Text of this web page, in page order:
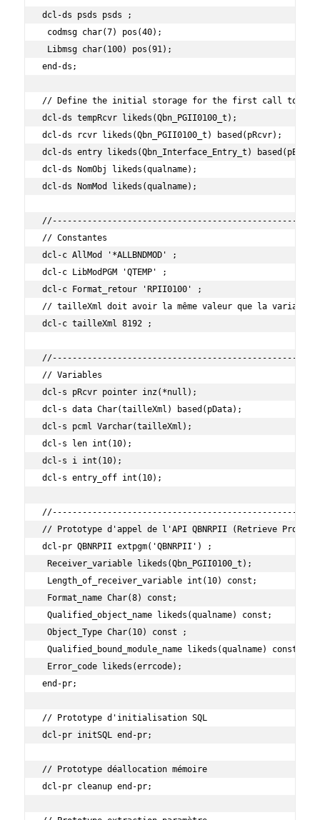
dcl-ds psds psds ;
codmsg char(7) pos(40);
Libmsg char(100) pos(91);
end-ds;
// Define the initial storage for the first call to the
dcl-ds tempRcvr likeds(Qbn_PGII0100_t);
dcl-ds rcvr likeds(Qbn_PGII0100_t) based(pRcvr);
dcl-ds entry likeds(Qbn_Interface_Entry_t)
dcl-ds NomObj likeds(qualname);
dcl-ds NomMod likeds(qualname);
// Constantes
dcl-c AllMod '*ALLBNDMOD' ;
dcl-c LibModPGM 'QTEMP' ;
dcl-c Format_retour 'RPII0100' ;
// tailleXml doit avoir la même valeur que la variable
dcl-c tailleXml 8192 ;
// Variables
dcl-s pRcvr pointer inz(*null);
dcl-s data Char(tailleXml) based(pData);
dcl-s pcml Varchar(tailleXml);
dcl-s len int(10);
dcl-s i int(10);
dcl-s entry_off int(10);
// Prototype d'appel de l'API QBNRPII (Retrieve
dcl-pr QBNRPII extpgm('QBNRPII') ;
Receiver_variable likeds(Qbn_PGII0100_t);
Length_of_receiver_variable int(10) const;
Format_name Char(8) const;
Qualified_object_name likeds(qualname) const;
Object_Type Char(10) const ;
Qualified_bound_module_name likeds(qualname) const;
Error_code likeds(errcode);
end-pr;
// Prototype d'initialisation SQL
dcl-pr initSQL end-pr;
// Prototype déallocation mémoire
dcl-pr cleanup end-pr;